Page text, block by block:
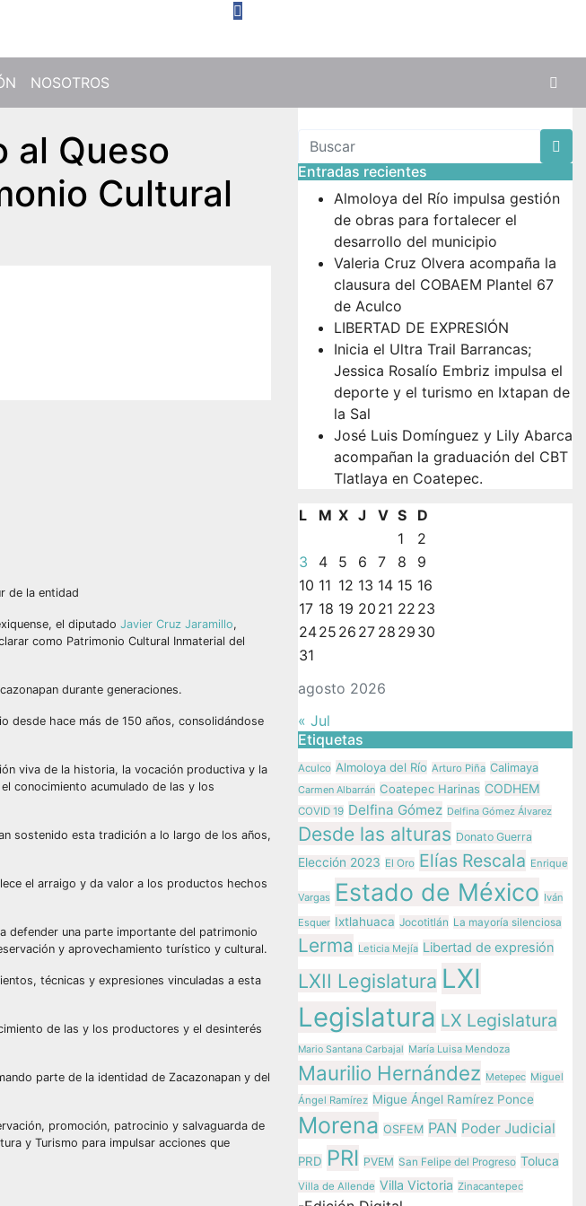
NOSOTROS
al Queso
Cultural
de la entidad
el diputado Javier Cruz Jaramillo,
como Patrimonio Cultural Inmaterial del
durante generaciones.
desde hace más de 150 años, consolidándose
viva de la historia, la vocación productiva y la
conocimiento acumulado de las y los
sostenido esta tradición a lo largo de los años,
el arraigo y da valor a los productos hechos
defender una parte importante del patrimonio
y aprovechamiento turístico y cultural.
técnicas y expresiones vinculadas a esta
de las y los productores y el desinterés
parte de la identidad de Zacazonapan y del
promoción, patrocinio y salvaguarda de
y Turismo para impulsar acciones que
Entradas recientes
Almoloya del Río impulsa gestión
de obras para fortalecer el
desarrollo del municipio
Valeria Cruz Olvera acompaña la
clausura del COBAEM Plantel 67
de Aculco
LIBERTAD DE EXPRESIÓN
Inicia el Ultra Trail Barrancas;
Jessica Rosalío Embriz impulsa el
deporte y el turismo en Ixtapan de
la Sal
José Luis Domínguez y Lily Abarca
acompañan la graduación del CBT
Tlatlaya en Coatepec.
agosto 2026
L M X J V S
D
1
2
3
4 5 6 7 8
9
10 11 12 13 14 15 16
17 18 19 20 21 22 23
2425 26 27 28 29 30
31
« Jul
Etiquetas
Aculco Almoloya del Río Arturo Piña Calimaya
Carmen Albarrán Coatepec Harinas CODHEM
COVID 19 Delfina Gómez Delfina Gómez Álvarez
Desde las alturas Donato Guerra
Elección 2023 El Oro Elías Rescala Enrique
Vargas Estado de México Iván
Esquer Ixtlahuaca Jocotitlán La mayoría silenciosa
Lerma Leticia Mejía Libertad de expresión
LXII Legislatura LXI
Legislatura LX Legislatura
Mario Santana Carbajal María Luisa Mendoza
Maurilio Hernández Metepec Miguel
Ángel Ramírez Migue Ángel Ramírez Ponce
Morena OSFEM PAN Poder Judicial
PRD PRI PVEM San Felipe del Progreso Toluca
Villa de Allende Villa Victoria Zinacantepec